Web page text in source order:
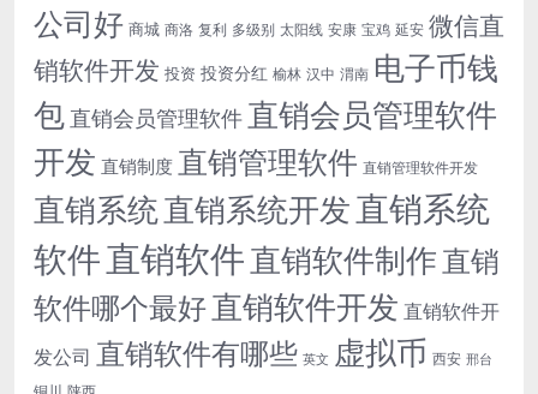
公司好 商城 商洛 复利 多级别 太阳线 安康 宝鸡 延安 微信直
销软件开发 投资 投资分红 榆林 汉中 渭南 电子币钱
包 直销会员管理软件 直销会员管理软件
开发 直销制度 直销管理软件 直销管理软件开发
直销系统直销系统开发直销系统
软件直销软件直销软件制作直销
软件哪个最好直销软件开发 直销软件开
发公司 直销软件有哪些 英文 虚拟币 西安 邢台